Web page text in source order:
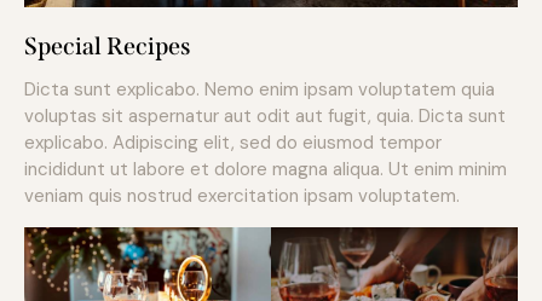
Special Recipes
Dicta sunt explicabo. Nemo enim ipsam voluptatem quia
voluptas sit aspernatur aut odit aut fugit, quia. Dicta sunt
explicabo. Adipiscing elit, sed do eiusmod tempor
incididunt ut labore et dolore magna aliqua. Ut enim minim
veniam quis nostrud exercitation ipsam voluptatem.